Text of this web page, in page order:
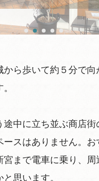
から歩いて約５分で向
途中に立ち並ぶ商店街
ースはありません。
宮まで電車に乗り、周
思います。